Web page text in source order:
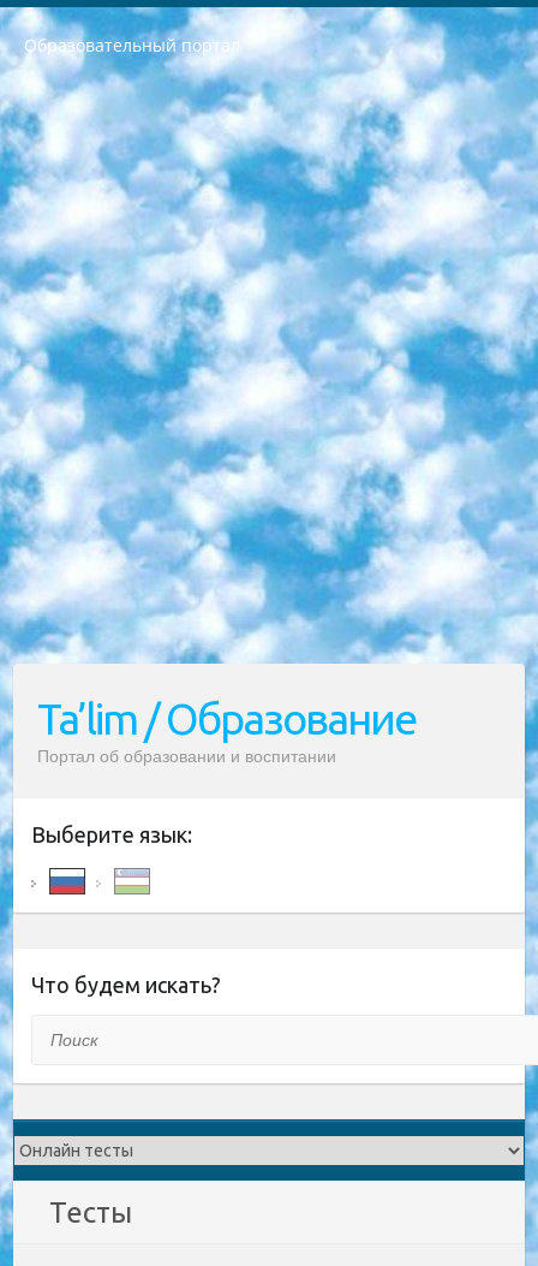
Образовательный портал
РЕСПУБЛИКА УЗБЕКИСТАН МИНИСТРЕРСТВО ДОШКОЛЬНОГО И ШКОЛЬНОГО ОБРАЗОВАНИЯ КОМАНДА в общеобразовательных учреждениях в 2023-2024 учебном году организация и проведение итоговой государственной аттестации обучающихся о Министра дошкольного и школьного образования Республики Узбекистан от 4 марта 2008 года (постановлением Минюста от 20 марта 2008 года № 1778 государственной регистрации) «Итоговое состояние учащихся общего среднего образования на основании положения об утверждении положения об аттестации общего среднего образования выпускной экзамен студентов в образовательных учреждениях в 2023-2024 учебном году В целях организации и прохождения аттестации приказываю: 1. Следующее: перечень предметов, по которым будет проводиться итоговая государственная аттестация и экзамен формы перевода согласно приложению 1; сертификаты международного образца, оценивающие уровень владения иностранными языками перечень согласно приложению 2; 2. Педагогический при специализированных образовательных учреждениях. научно-практический центр квалификации и международной оценки (Д.Давидова) 2024 г. До 25 марта: задания по предметам, по которым будет проводиться итоговая аттестация разработка и утверждение технических условий; итоговая аттестация на основании разработанного предметного задания разработка вопросов по предметам (устно и письменно), экзамен передача; общеобразовательные средние школы и специальные учебные заведения учащиеся выпускных классов школ и интернатов в агентской системе подготовка базы данных экзаменационных материалов и критериев оценки; перевод базы экзаменационных материалов на все языки обучения подать в Республиканский образовательный центр для изготовления; варианты экзаменов на основе разработанных контрольных материалов пусть будут поставлены задачи формирования. 3. Республиканский образовательный центр (Ш.Худайкулов) до 5 апреля 2024 года. до: база данных предоставленных экзаменационных материалов на все языки обучения перевод и экспертиза; для слепых, слабовидящих, глухих, слабослышащих и умственно отсталых детей учащиеся выпускных классов специализированных школ и школ-интернатов база данных экзаменационных материалов на всех преподаваемых языках подготовка критериев оценки; специализированные школы для умственно отсталых детей и технологии для учащихся выпускных классов школ-интернатов разработка соответствующих рекомендаций и критериев проведения ЕГЭ по естествознанию давать задания. 4. Педагогический при специализированных образовательных учреждениях. Научно-практический центр навыков и международной оценки (Д.Давидова), Республика образовательный центр (Худайкулов Ш.) итоговый государственный аттестационный экзамен ориентирован на творческое и логическое мышление при подготовке базы материалов учитывать введение заданий. 5. Следует отметить, что: сертификат государственного образца о знании общеобразовательного предмета и как минимум национальный уровень B1 по предметам на иностранных языках, указанным в Приложении 2. или международно признанный сертификат эквивалентного уровня студенты, изучающие определенный предмет, освобождаются от экзамена; по соответствующим предметам запланирована итоговая государственная аттестация за день до дня, путем жеребьевки Рабочей группой (в письменной форме по предметам, проводимым в форме) из числа сформированных вариантов выбрано 2 варианта; 2 выбранных варианта экзамена анонсированы на официальном сайте министерства и все выпускники по всей стране на основе этих вариантов проводит итоговую государственную аттестацию. 6. Государственное образование учащихся средних общеобразовательных учреждений. знания в соответствии с квалификационными требованиями, которые необходимо приобрести на основании стандартов итоговый (выпускной) контроль для 9 и 11 классов в целях тестирования Экзамены (далее – экзамены) состоят из предметов, перечисленных в приложении 1. будет сделано. 7. Экзамены пройдут с 26 мая по 15 июня 2024 г. (кроме науки физического воспитания). 8. Физическая для учащихся 9 классов общесредних образовательных учреждений. Экзамены по предмету «Образование, квалификация медицина» 1-6 мая 2024 года. сотрудники перевести под присмотр (с отклонениями в физическом или умственном развитии) специализированная школа для детей, школы-интернаты и со сколиозом школы-интернаты санаторного типа для больных детей исключены). 9. Он был слепым, слабовидящим и имел нарушения опорно-двигательного аппарата. экзамены в специализированных школах и интернатах для детей должны проводиться исходя из требований, предъявляемых к общеобразовательным учреждениям (физкультура кроме науки). 10. Специализированная школа для глухих и слабослышащих детей. и экзамены в интернатах и быть реализован в виде письменного теста по математике. 11. Специальность для умственно отсталых детей. Для 9 класса Родной язык и литературное письмо Государственный язык (язык обучения – узбекский). для неклассов) написано Математическое письмо Письменная/устная история Узбекистана Физическое воспитание практично Итоговый контроль Для 11 класса Написание родного языка и литературы (эссе) Математическое письмо Узбекский язык (обучение на узбекском языке) не посещающее общее среднее образование для учреждений)/Образовательное учреждение выбор письменный и устный Иностранный язык письменный/устный Письменная/устная история Узбекистана *По выбору студента:  Химия  Физика  Основы государственного права  География 10 бесплатных образовательных ресурсов - Мы составили подборку онлайн-проектов с интерактивными упражнениями, видеолекциями и статьями. Они помогут вам обрести новые и освежить старые знания бесплатно. 1. «ИНТУИТ» Старейшая образовательная площадка Рунета. Здесь вы найдёте сотни текстовых и видеокурсов на десятки различных тем — от программирования до психологии. Многие курсы подготовлены российскими университетами и крупными международными компаниями вроде Intel и Microsoft. Самостоятельное обучение бесплатное, но желающие могут оплатить услуги персональных наставников. 2. «Смартия» знакомит с актуальными профессиями и подсказывает, как им обучаться. Выбрав заинтересовавшую вас специальность — SMM-специалист, фотограф, веб-дизайнер или другую, — увидите список необходимых для неё умений. Чтобы вы могли освоить их самостоятельно, для каждого умения площадка отображает подборку ссылок на учебные материалы. Хотя «Смартия» ориентируется на русскоязычную аудиторию, часть контента всё же доступна только на английском. 3. «Лекторий Физтеха» Проект Московского физико-технического института (Физтеха). С его помощью вы можете смотреть онлайн серии лекций, записанные на видео в этом вузе. В числе доступных предметов — физика, биология, химия, информационные технологии и другие. К некоторым лекциям администрация ресурса прилагает готовые конспекты, которые можно скачивать в PDF-формате. 4. ITMOcourses Онлайн-площадка Санкт-Петербургского национального исследовательского университета информационных технологий, механики и оптики (ИТМО). Ресурс предоставляет свободный доступ к курсам, разработанным в этом вузе. Каталог материалов разбит на четыре категории: «Оптические системы и технологии», «Приборостроение и робототехника», «Информационные технологии» и «Биотехнологии». Курсы состоят из видеолекций, интерактивных демонстраций и заданий. 5. «КиберЛенинка» Электронная научная библиотека открытого доступа. Каталог площадки регулярно обрастает текстами статей из различных научных изданий. Сгруппированные по журналам и рубрикам публикации можно читать онлайн или скачивать целиком в PDF-формате. Проект нацелен на популяризацию науки за счёт открытого доступа к качественной информации. 6. «ПостНаука» На этом ресурсе публикуют подборки видеолекций, составленные экспертами из разных отраслей и объединённые общими темами. Среди них, к примеру, есть серии «Биоинформатика и геномика», «Культура средневековой Скандинавии» и Cinema Studies о теории кино. Каждая подборка лекций — логически связанная история, рассказанная экспертом от первого лица. Кроме того, на сайте появляются научно-образовательные статьи и тесты на разные темы. 7. «Newочём» Команда проекта «Newочём» отбирает самые интересные тексты из англоязычных СМИ и переводит те из них, за которые голосуют участники сообщества «ВКонтакте». По большей части это научно-популярные статьи. Редакторы придумывают лишь заголовки, в остальном содержание переводов соответствует оригиналам. Полные тексты можно читать прямо в социальной сети. 8. InternetUrok Онлайн-база материалов по основным дисциплинам школьной программы. Информация на сайте структурирована по классам, предметам и темам (урокам). Каждый урок состоит из видеолекций и конспектов. Есть также интерактивные тренажёры и тесты для закрепления пройденного материала. Даже если вы давно окончили школу, возможность повторить программу старших классов всегда может пригодиться. 9. Edutainme Ещё один ресурс об образовании. В отличие от Newtonew, как мне кажется, Edutainme больше ориентируется на представителей индустрии: педагогов, предпринимателей, разработчиков образовательных проектов. Но и любой, кто просто стремится к саморазвитию, найдёт на сайте много полезного и интересного для себя. Например, информацию о новых курсах и образовательных сервисах. 10. Newtonew Онлайн-медиа об образовании и обучении в широком смысле. Авторы Newtonew пишут об инструментах, заведениях, тактиках и стратегиях, которые помогают учить других и получать новые знания самостоятельно. На этой площадке вы найдёте новости, обзоры, аналитические мат
Ta’lim / Образование
Портал об образовании и воспитании
Выберите язык:
Что будем искать?
Тесты